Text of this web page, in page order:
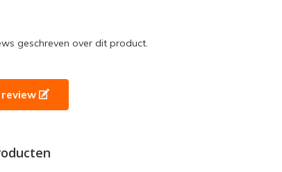
geschreven over dit product.
review